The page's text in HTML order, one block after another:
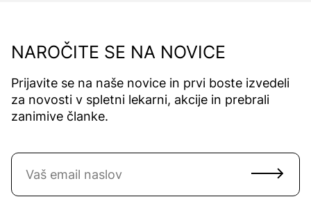
NAROČITE SE NA NOVICE
Prijavite se na naše novice in prvi boste izvedeli
za novosti v spletni lekarni, akcije in prebrali
zanimive članke.
Naročite se na novice